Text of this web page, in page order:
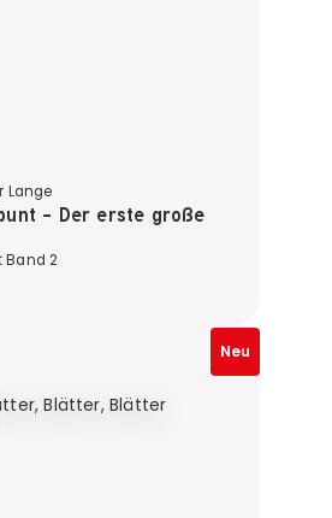
Lange
- Der erste große
Band 2
Neu